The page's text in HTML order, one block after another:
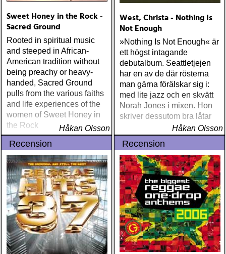
Sweet Honey in the Rock -
Sacred Ground
Rooted in spiritual music
and steeped in African-
American tradition without
being preachy or heavy-
handed, Sacred Ground
pulls from the various faiths
and life experiences of the
women of Sweet Honey in
the Rock
Håkan Olsson
West, Christa - Nothing Is
Not Enough
»Nothing Is Not Enough« är
ett högst intagande
debutalbum. Seattletjejen
har en av de där rösterna
man gärna förälskar sig i:
med lite jazz och en skvätt
Norah Jones i mixen. Hon
skriver dessutom bra låtar
Håkan Olsson
Recension Recension